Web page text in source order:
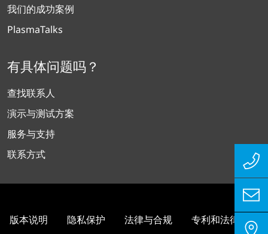
我们的成功案例
PlasmaTalks
有具体问题吗？
查找联系人
演示与测试方案
服务与支持
联系方式
版本说明 隐私保护 法律与合规 专利和法律信息